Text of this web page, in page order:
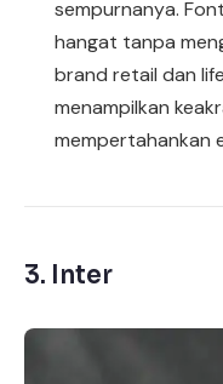
sempurnanya.
hangat tanpa
brand retail dan
menampilkan
mempertahankan
3. Inter